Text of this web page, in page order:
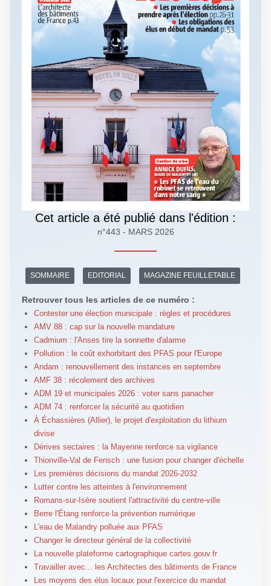
Cet article a été publié dans l'édition :
n°443 - MARS 2026
SOMMAIRE EDITORIAL MAGAZINE FEUILLETABLE
Retrouver tous les articles de ce numéro :
Contester une élection municipale : règles et procédures
AMV 88 : cap sur la nouvelle mandature
Cadmium : l'Anses tire la sonnette d'alarme
Pollution : le coût exhorbitant des PFAS pour l'Europe
Andam : renouvellement des instances en septembre
AMF 38 : récolement des archives
ADM 19 et municipales 2026 : voter sans panacher
ADM 74 : renforcer la sécurité au quotidien
À Échassières (Allier), le projet d'exploitation du lithium
divise
Dérives sectaires : la Mayenne renforce sa vigilance
Thionville-Val de Fensch : une fusion pour changer d'échelle
Les premières décisions du mandat 2026-2032
Lutter contre les atteintes à l'environnement
Romans-sur-Isère soutient l'attractivité du centre-ville
Berre l'Étang renforce la prévention numérique
L'eau de Malandry polluée aux PFAS
Changer le directeur général de la collectivité
La nouvelle plateforme cartographique cartes.gouv.fr
Travailler avec... les Architectes des bâtiments de France
Les moyens des élus locaux pour l'exercice du mandat